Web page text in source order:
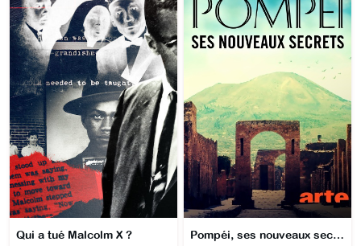
Qui a tué Malcolm X ? Pompéi, ses nouveaux secrets